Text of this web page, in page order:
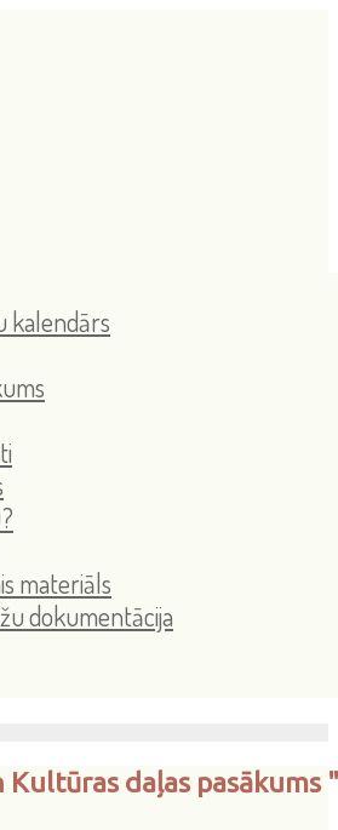
kalendārs
materiāls
dokumentācija
Kultūras daļas